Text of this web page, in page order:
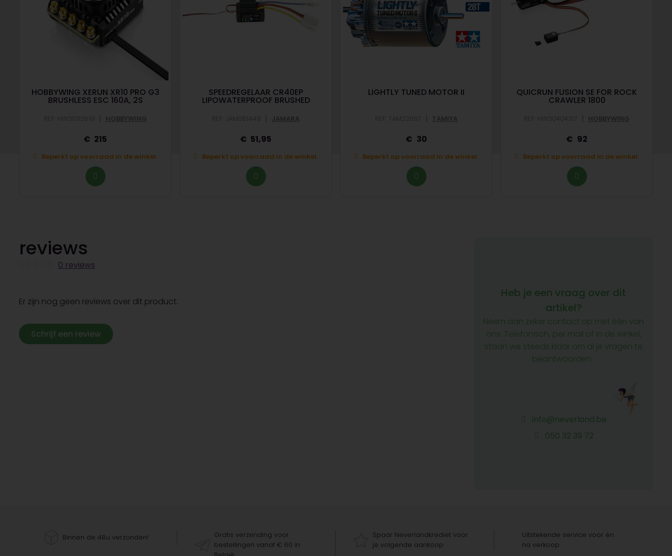
HOBBYWING XERUN XR10 PRO G3
BRUSHLESS ESC 160A, 2S
| HOBBYWING
215
Beperkt op voorraad in de winkel.
SPEEDREGELAAR CR40EP
LIPOWATERPROOF BRUSHED
REF: JAM081449 | JAMARA
51,95
Beperkt op voorraad in de winkel.
LIGHTLY TUNED MOTOR II
REF: TAM22097 | TAMIYA
30
Beperkt op voorraad in de winkel.
QUICRUN FUSION SE FOR ROCK
CRAWLER 1800
REF: HW30404317 | HOBBYWING
92
Beperkt op voorraad in de winkel.
reviews
0 reviews
Er zijn nog geen reviews over dit product.
Schrijf een review
Heb je een vraag over dit
artikel?
Neem dan zeker contact op met één van
ons. Telefonisch, per mail of in de winkel,
staan we steeds klaar om al je vragen te
beantwoorden.
info@neverland.be
050 32 39 72
Binnen de 48u verzonden!
Gratis verzending voor
bestellingen vanaf € 60 in
Spaar Neverlandkrediet voor
je volgende aankoop
Uitstekende service voor én
na verkoop